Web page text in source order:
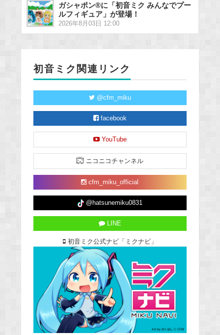
ガシャポン®に「初音ミク みんなでプー
ルフィギュア」が登場！
2026年8月03日 12:00
初音ミク関連リンク
@cfm_miku
facebook
YouTube
ニコニコチャンネル
cfm_miku_official
@hatsunemiku0831
LINE
初音ミク公式ナビ「ミクナビ」